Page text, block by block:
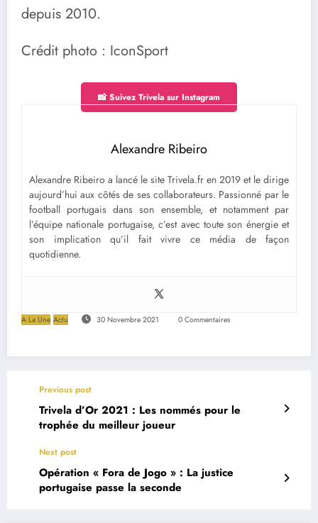
depuis 2010.
Crédit photo : IconSport
📸 Suivez Trivela sur Instagram
Alexandre Ribeiro
Alexandre Ribeiro a lancé le site Trivela.fr en 2019 et le dirige
aujourd’hui aux côtés de ses collaborateurs. Passionné par le
football portugais dans son ensemble, et notamment par
l’équipe nationale portugaise, c’est avec toute son énergie et
son implication qu’il fait vivre ce média de façon
quotidienne.
A La Une Actu 30 Novembre 2021 0 Commentaires
Previous post
Trivela d’Or 2021 : Les nommés pour le
trophée du meilleur joueur
Next post
Opération « Fora de Jogo » : La justice
portugaise passe la seconde